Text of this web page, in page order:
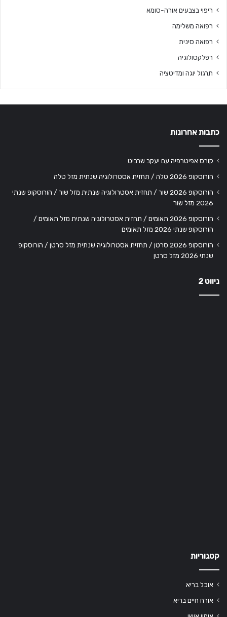
ריפוי בצבעים אורה-סומא
רפואה משלימה
רפואה סינית
רפלקסולוגיה
תרגול יוגה ומדיטציה
כתבות אחרונות
קורס אפיטרפיה עם יעקב שרביט
הורוסקופ 2026 טלה / תחזית אסטרולוגיה שנתית מזל טלה
הורוסקופ 2026 שור / תחזית אסטרולוגיה שנתית מזל שור / הורוסקופ שנתי
2026 מזל שור
הורוסקופ 2026 תאומים / תחזית אסטרולוגיה שנתית מזל תאומים /
הורוסקופ שנתי 2026 מזל תאומים
הורוסקופ 2026 סרטן / תחזית אסטרולוגיה שנתית מזל סרטן / הורוסקופ
שנתי 2026 מזל סרטן
ניווט 2
קטגוריות
אוכל בריא
אורח חיים בריא